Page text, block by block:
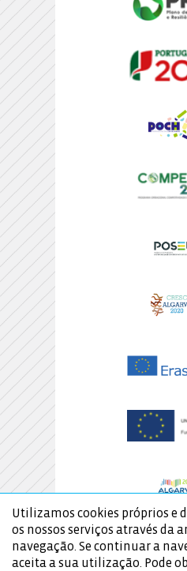
Utilizamos cookies próprios e
os nossos serviços através da
navegação. Se continuar a
aceita a sua utilização. Pode